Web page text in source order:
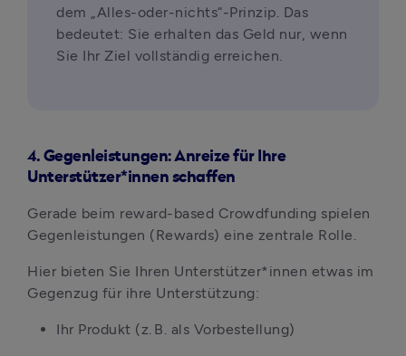
dem „Alles-oder-nichts“-Prinzip. Das
bedeutet: Sie erhalten das Geld nur, wenn
Sie Ihr Ziel vollständig erreichen.
4. Gegenleistungen: Anreize für Ihre
Unterstützer*innen schaffen
Gerade beim reward-based Crowdfunding spielen
Gegenleistungen (Rewards) eine zentrale Rolle.
Hier bieten Sie Ihren Unterstützer*innen etwas im
Gegenzug für ihre Unterstützung:
Ihr Produkt (z. B. als Vorbestellung)